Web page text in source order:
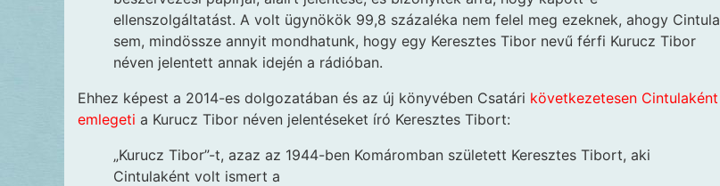
ellenszolgáltatást. A volt ügynökök 99,8 százaléka nem felel meg ezeknek, ahogy Cintula
sem, mindössze annyit mondhatunk, hogy egy Keresztes Tibor nevű férfi Kurucz Tibor
néven jelentett annak idején a rádióban.
Ehhez képest a 2014-es dolgozatában és az új könyvében Csatári következetesen Cintulaként
emlegeti a Kurucz Tibor néven jelentéseket író Keresztes Tibort:
„Kurucz Tibor”-t, azaz az 1944-ben Komáromban született Keresztes Tibort, aki
Cintulaként volt ismert a